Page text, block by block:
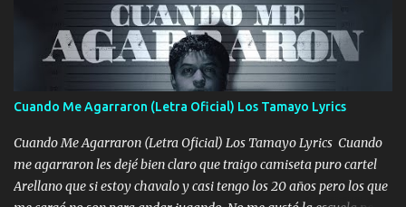
mirabas bonito si yo no fui el final feliz el final fue triste pa mí Y
duele no tenerte aquí sabiendo que moría por ti yo y la luna
cantamos y por ti nos embriagamos Quién sabe qué será de mí si
contigo fui muy feliz a lo mejor no lloró pero muy en el fondo te
Cuando Me Agarraron (Letra Oficial) Los Tamayo Lyrics
Cuando Me Agarraron (Letra Oficial) Los Tamayo Lyrics Cuando
me agarraron les dejé bien claro que traigo camiseta puro cartel
Arellano que si estoy chavalo y casi tengo los 20 años pero los que